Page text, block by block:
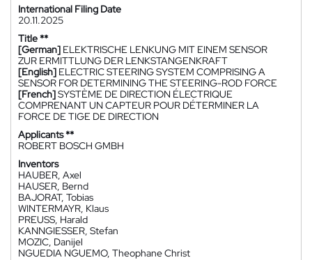
International Filing Date
20.11.2025
Title **
[German] ELEKTRISCHE LENKUNG MIT EINEM SENSOR
ZUR ERMITTLUNG DER LENKSTANGENKRAFT
[English] ELECTRIC STEERING SYSTEM COMPRISING A
SENSOR FOR DETERMINING THE STEERING-ROD FORCE
[French]SYSTÈME DE DIRECTION ÉLECTRIQUE
COMPRENANT UN CAPTEUR POUR DÉTERMINER LA
FORCE DE TIGE DE DIRECTION
Applicants **
ROBERT BOSCH GMBH
Inventors
HAUBER, Axel
HAUSER, Bernd
BAJORAT, Tobias
WINTERMAYR, Klaus
PREUSS, Harald
KANNGIESSER, Stefan
MOZIC, Danijel
NGUEDIA NGUEMO, Theophane Christ